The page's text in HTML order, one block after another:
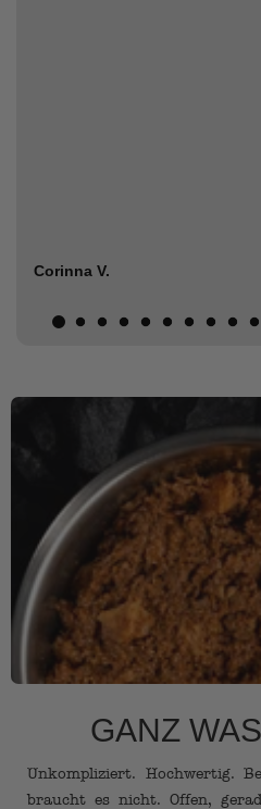
Corinna V.
GANZ
Unkompliziert. Hochwertig.
braucht es nicht. Offen,